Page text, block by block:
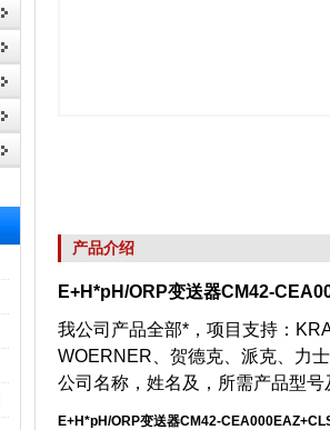
产品介绍
E+H*pH/ORP变送器CM42-
我公司产品全部*，项目支持：
WOERNER、贺德克、派克、力
公司名称，姓名及，所需产品型
E+H*pH/ORP变送器CM42-